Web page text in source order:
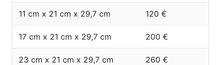
11 cm x 21 cm x 29,7 cm 120 €
17 cm x 21 cm x 29,7 cm 200 €
23 cm x 21 cm x 29,7 cm 260 €